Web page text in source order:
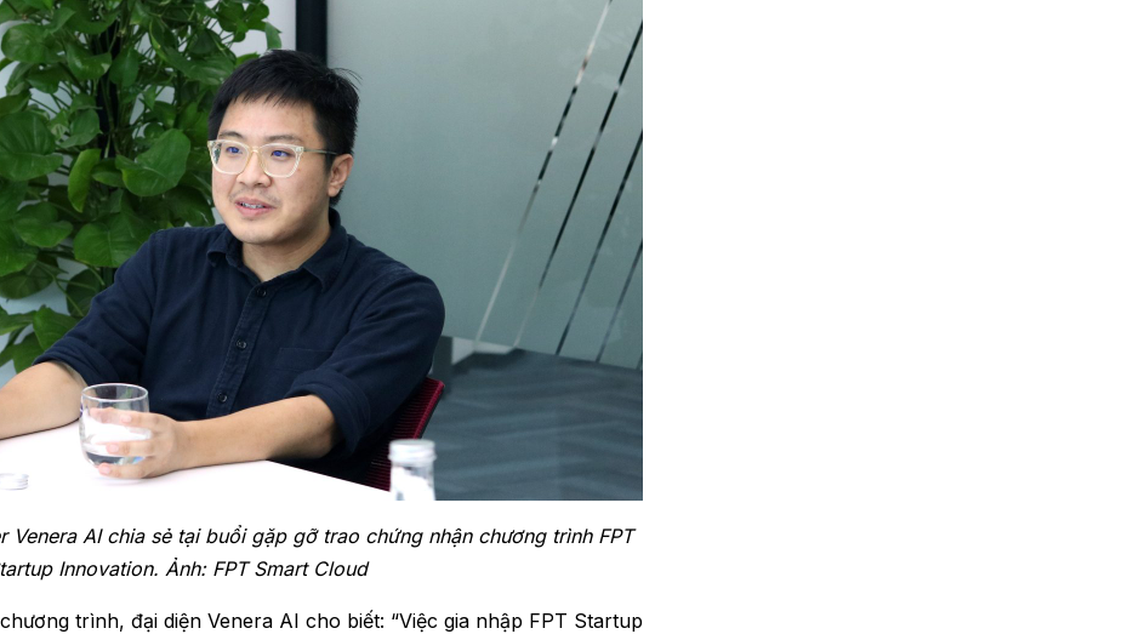
Venera AI chia sẻ tại buổi gặp gỡ trao chứng nhận chương trình FPT
Innovation. Ảnh: FPT Smart Cloud
trình, đại diện Venera AI cho biết: “Việc gia nhập FPT Startup